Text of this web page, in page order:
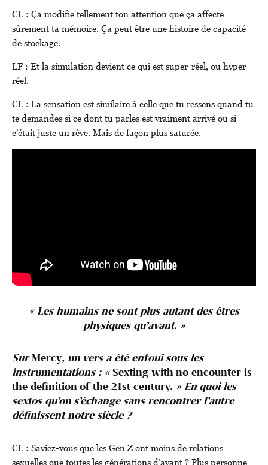
CL : Ça modifie tellement ton attention que ça affecte
sûrement ta mémoire. Ça peut être une histoire de capacité
de stockage.
LF : Et la simulation devient ce qui est super-réel, ou hyper-
réel.
CL : La sensation est similaire à celle que tu ressens quand tu
te demandes si ce dont tu parles est vraiment arrivé ou si
c’était juste un rêve. Mais de façon plus saturée.
« Les humains ne sont plus autant des êtres
physiques qu’avant. »
SurMercy, un vers a été enfoui sous les
instrumentations : « Sexting with no encounter is
the definition of the 21st century. » En quoi les
sextos qu’on s’échange sans rencontrer l’autre
définissent notre siècle ?
CL : Saviez-vous que les Gen Z ont moins de relations
sexuelles que toutes les générations d’avant ? Plus personne